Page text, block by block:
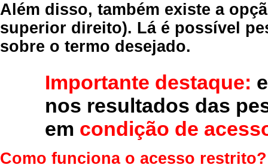
Além disso, também existe a
superior direito). Lá é possível
sobre o termo desejado.
Importante destaque:
nos resultados das
em condição de
Como funciona o acesso restrito?